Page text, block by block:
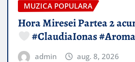
MUZICA POPULARA
Hora Miresei Partea 2
#ClaudiaIonas
admin aug. 8, 2026